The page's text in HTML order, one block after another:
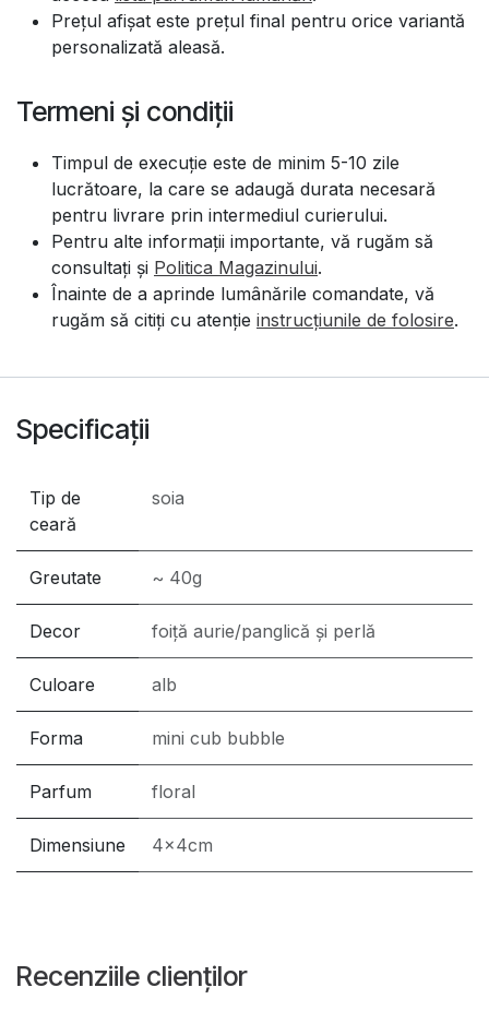
Prețul afișat este prețul final pentru orice variantă
personalizată aleasă.
Termeni și condiții
Timpul de execuție este de minim 5-10 zile
lucrătoare, la care se adaugă durata necesară
pentru livrare prin intermediul curierului.
Pentru alte informații importante, vă rugăm să
consultați și Politica Magazinului.
Înainte de a aprinde lumânările comandate, vă
rugăm să citiți cu atenție instrucțiunile de folosire.
Specificații
Tip de
ceară
soia
Greutate ~ 40g
Decor foiță aurie/panglică și perlă
Culoare alb
Forma mini cub bubble
Parfum floral
Dimensiune 4x4cm
Recenziile clienților